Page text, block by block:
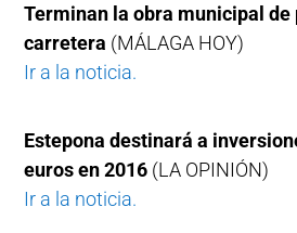
Terminan la obra municipal de
carretera (MÁLAGA HOY)
Ir a la noticia.
Estepona destinará a
euros en 2016 (LA OPINIÓN)
Ir a la noticia.